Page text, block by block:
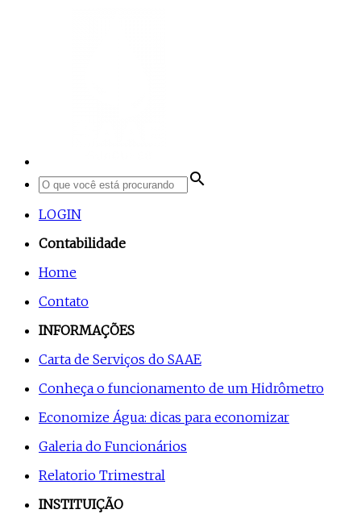
search
LOGIN
Contabilidade
Home
Contato
INFORMAÇÕES
Carta de Serviços do SAAE
Conheça o funcionamento de um Hidrômetro
Economize Água: dicas para economizar
Galeria do Funcionários
Relatorio Trimestral
INSTITUIÇÃO